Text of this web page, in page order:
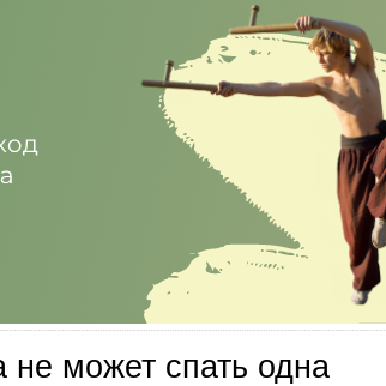
не может спать одна